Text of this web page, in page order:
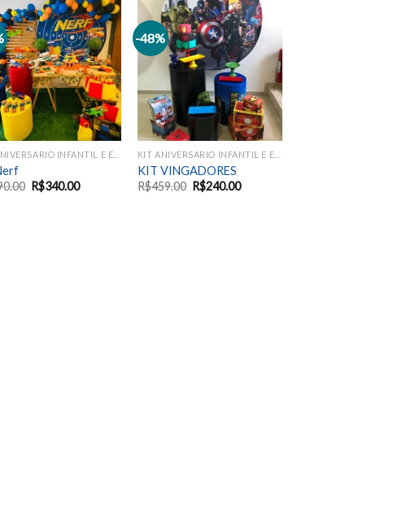
Add to
wishlist
R$340.00
-48%
Add to
wishlist
KIT VINGADORES
R$459.00 R$240.00